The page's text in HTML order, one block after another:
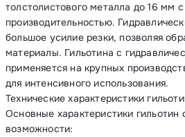
толстолистового металла до 16 мм
производительностью.
большое усилие резки, позволяя
материалы. Гильотина с
применяется на крупных
для интенсивного использования.
Технические характеристики
Основные характеристики гильотин
возможности: